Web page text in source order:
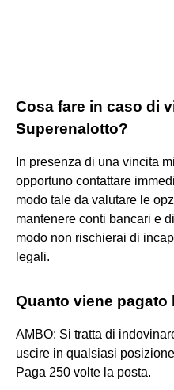
Cosa fare in caso di
Superenalotto?
In presenza di una vincita
opportuno contattare
modo tale da valutare le
mantenere conti bancari e
modo non rischierai di
legali.
Quanto viene pagato
AMBO: Si tratta di
uscire in qualsiasi
Paga 250 volte la posta.